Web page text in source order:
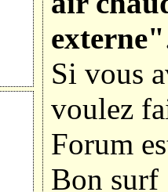
externe"
Si vous
voulez
Forum
Bon surf